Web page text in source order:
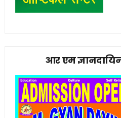
आर एम